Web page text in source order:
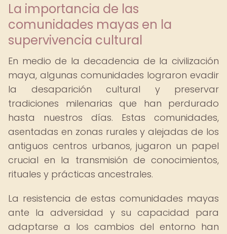
La importancia de las
comunidades mayas en la
supervivencia cultural
En medio de la decadencia de la civilización
maya, algunas comunidades lograron evadir
la desaparición cultural y preservar
tradiciones milenarias que han perdurado
hasta nuestros días. Estas comunidades,
asentadas en zonas rurales y alejadas de los
antiguos centros urbanos, jugaron un papel
crucial en la transmisión de conocimientos,
rituales y prácticas ancestrales.
La resistencia de estas comunidades mayas
ante la adversidad y su capacidad para
adaptarse a los cambios del entorno han